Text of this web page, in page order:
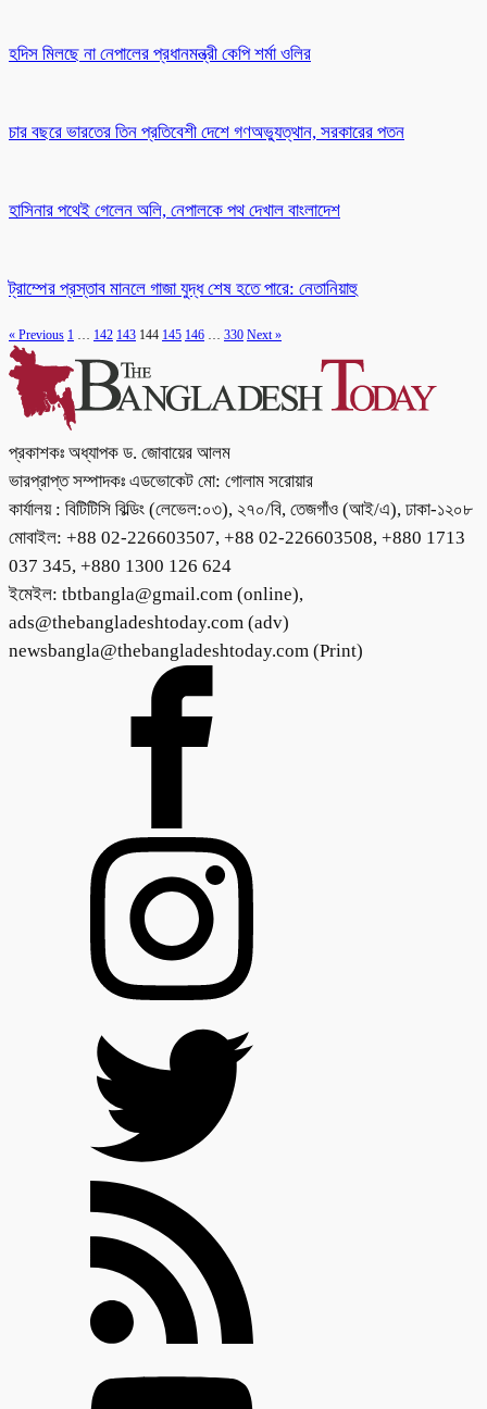
হদিস মিলছে না নেপালের প্রধানমন্ত্রী কেপি শর্মা ওলির
চার বছরে ভারতের তিন প্রতিবেশী দেশে গণঅভ্যুত্থান, সরকারের পতন
হাসিনার পথেই গেলেন অলি, নেপালকে পথ দেখাল বাংলাদেশ
ট্রাম্পের প্রস্তাব মানলে গাজা যুদ্ধ শেষ হতে পারে: নেতানিয়াহু
« Previous 1 142 143 144 145 146 330 Next »
প্রকাশকঃ অধ্যাপক ড. জোবায়ের আলম
ভারপ্রাপ্ত সম্পাদকঃ এডভোকেট মো: গোলাম সরোয়ার
কার্যালয় : বিটিটিসি বিল্ডিং (লেভেল:০৩), ২৭০/বি, তেজগাঁও (আই/এ), ঢাকা-১২০৮
মোবাইল: +88 02-226603507, +88 02-226603508, +880 1713
037 345, +880 1300 126 624
ইমেইল: tbtbangla@gmail.com (online),
ads@thebangladeshtoday.com (adv)
newsbangla@thebangladeshtoday.com (Print)